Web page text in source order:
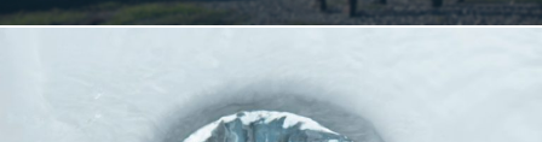
Econet Desatascos On 1 noviembre, 2022